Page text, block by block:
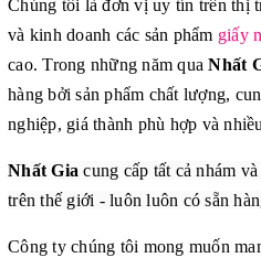
Chúng tôi là đơn vị uy tín trên thị
và kinh doanh các sản phẩm giấy
cao. Trong những năm quaNhất
hàng bởi sản phẩm chất lượng,
nghiệp, giá thành phù hợp và
Nhất Gia cung cấp tất cả nhám
trên thế giới - luôn luôn có sẵn
Công ty chúng tôi mong muốn